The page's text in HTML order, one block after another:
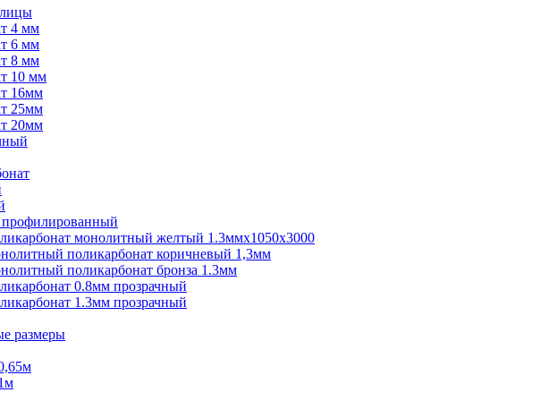
4 мм
6 мм
8 мм
10 мм
16мм
25мм
20мм
монолитный желтый 1.3ммх1050х3000
поликарбонат коричневый 1,3мм
поликарбонат бронза 1.3мм
0.8мм прозрачный
1.3мм прозрачный
размеры